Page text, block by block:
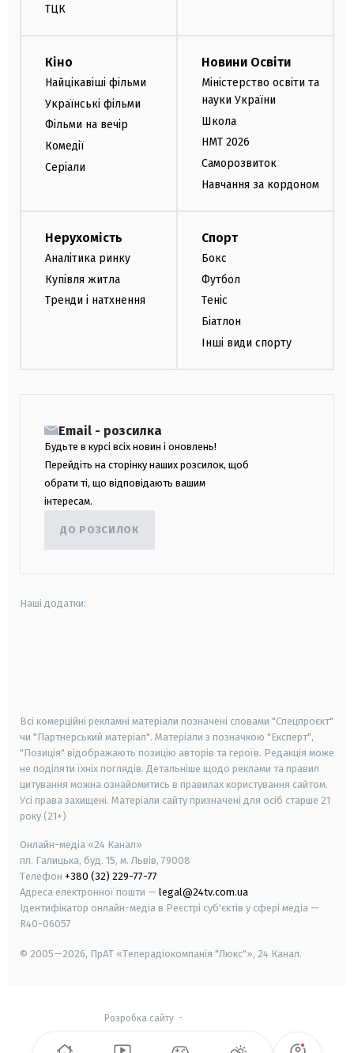
ТЦК
Кіно
Найцікавіші фільми
Українські фільми
Фільми на вечір
Комедії
Серіали
Новини Освіти
Міністерство освіти та
науки України
Школа
НМТ 2026
Саморозвиток
Навчання за кордоном
Нерухомість
Аналітика ринку
Купівля житла
Тренди і натхнення
Спорт
Бокс
Футбол
Теніс
Біатлон
Інші види спорту
Email - розсилка
Будьте в курсі всіх новин і оновлень!
Перейдіть на сторінку наших розсилок, щоб
обрати ті, що відповідають вашим
інтересам.
ДО РОЗСИЛОК
Наші додатки:
Всі комерційні рекламні матеріали позначені словами "Спецпроєкт"
чи "Партнерський матеріал". Матеріали з позначкою "Експерт",
"Позиція" відображають позицію авторів та героїв. Редакція може
не поділяти їхніх поглядів. Детальніше щодо реклами та правил
цитування можна ознайомитись в правилах користування сайтом.
Усі права захищені. Матеріали сайту призначені для осіб старше 21
року (21+)
Онлайн-медіа «24 Канал»
пл. Галицька, буд. 15, м. Львів, 79008
Телефон +380 (32) 229-77-77
Адреса електронної пошти — legal@24tv.com.ua
Ідентифікатор онлайн-медіа в Реєстрі суб'єктів у сфері медіа —
R40-06057
© 2005—2026, ПрАТ «Телерадіокомпанія "Люкс"», 24 Канал.
Розробка сайту-